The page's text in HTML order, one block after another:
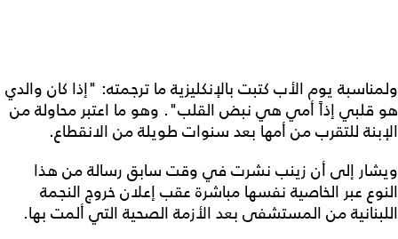
ولمناسبة يوم الأب كتبت بالإنكليزية ما ترجمته: "إذا كان والدي
هو قلبي إذاً أمي هي نبض القلب". وهو ما اعتبر محاولة من
الإبنة للتقرب من أمها بعد سنوات طويلة من الانقطاع.
ويشار إلى أن زينب نشرت في وقت سابق رسالة من هذا
النوع عبر الخاصية نفسها مباشرة عقب إعلان خروج النجمة
اللبنانية من المستشفى بعد الأزمة الصحية التي ألمت بها.